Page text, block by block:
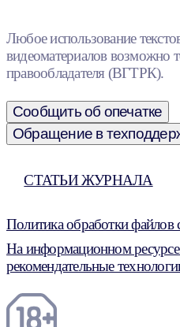
Любое использование
видеоматериалов возможно
правообладателя (ВГТРК).
Сообщить об опечатке
Обращение в
СТАТЬИ ЖУРНАЛА
Политика обработки файлов
На информационном
рекомендательные